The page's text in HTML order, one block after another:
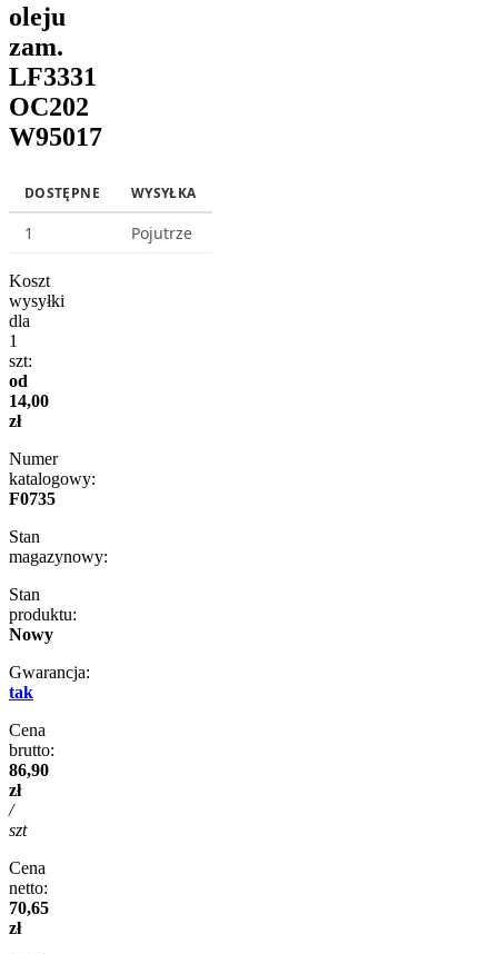
oleju
zam.
LF3331
OC202
W95017
DOSTĘPNE WYSYŁKA
1 Pojutrze
Koszt
wysyłki
dla
1
szt:
od
14,00
zł
Numer
katalogowy:
F0735
Stan
magazynowy:
Stan
produktu:
Nowy
Gwarancja:
tak
Cena
brutto:
86,90
zł
/
szt
Cena
netto:
70,65
zł